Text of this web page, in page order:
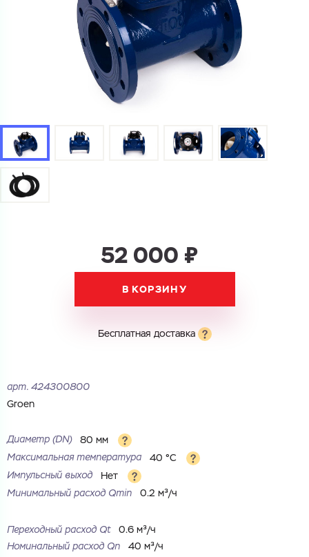
Ваш запрос
52 000 ₽
В КОРЗИНУ
Бесплатная доставка
арт. 424300800
Groen
Диаметр (DN)
80 мм
Максимальная температура
40 °С
Импульсный выход
Нет
Минимальный расход Qmin
0.2 м³/ч
Переходный расход Qt
0.6 м³/ч
Номинальный расход Qn
40 м³/ч